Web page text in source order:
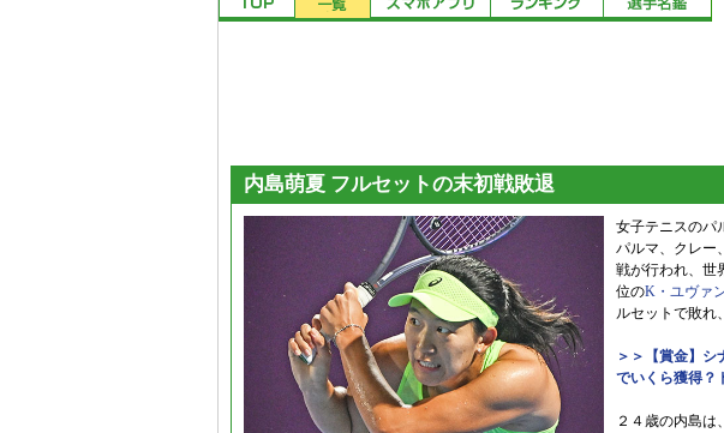
内島萌夏 フルセットの末初戦敗退
女子テニスのパ
パルマ、クレー
戦が行われ、世
位のK・ユヴァ
ルセットで敗れ
＞＞【賞金】
でいくら獲得？
２４歳の内島は